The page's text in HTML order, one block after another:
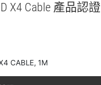
X4 Cable 產品認證
CABLE, 1M